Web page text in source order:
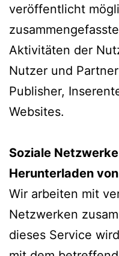
veröffentlicht
Aktivitäten der
Nutzer und
Publisher,
Websites.
Soziale
Herunterladen
Wir arbeiten mit
Netzwerken
dieses Service